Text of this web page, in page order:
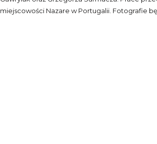
miejscowości Nazare w Portugalii. Fotografie